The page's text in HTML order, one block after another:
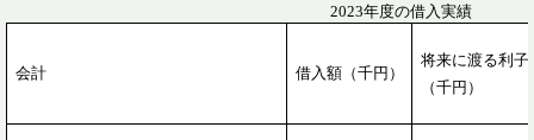
2023年度の借入実績
会計 借入額（千円）
将来に渡る利子
（千円）